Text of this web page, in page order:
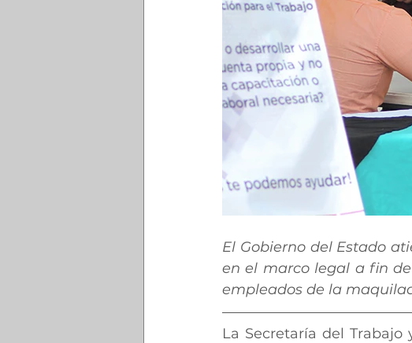
El Gobierno del Estado
en el marco legal a fin
empleados de la
La Secretaría del Trabajo